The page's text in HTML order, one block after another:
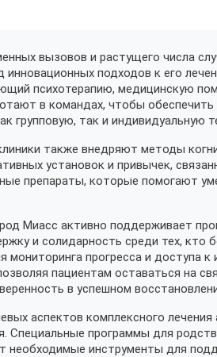
вызовов и растущего числа
инновационных подходов к его
психотерапию, медицинскую
в командах, чтобы
групповую, так и индивидуальную
также внедряют методы
установок и привычек,
препараты, которые помогают
Миасс активно поддерживает
и солидарность среди тех, кто
мониторинга прогресса и доступа
пациентам оставаться на
в успешном
аспектов комплексного
Специальные программы для
необходимые инструменты для